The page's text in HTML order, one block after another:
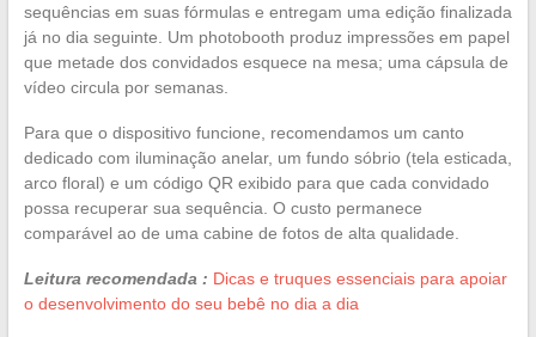
sequências em suas fórmulas e entregam uma edição finalizada
já no dia seguinte. Um photobooth produz impressões em papel
que metade dos convidados esquece na mesa; uma cápsula de
vídeo circula por semanas.
Para que o dispositivo funcione, recomendamos um canto
dedicado com iluminação anelar, um fundo sóbrio (tela esticada,
arco floral) e um código QR exibido para que cada convidado
possa recuperar sua sequência. O custo permanece
comparável ao de uma cabine de fotos de alta qualidade.
Leitura recomendada : Dicas e truques essenciais para apoiar
o desenvolvimento do seu bebê no dia a dia